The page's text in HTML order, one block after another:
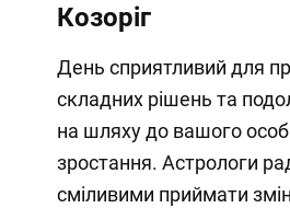
Козоріг
День сприятливий для
складних рішень та
на шляху до вашого
зростання. Астрологи
сміливими приймати